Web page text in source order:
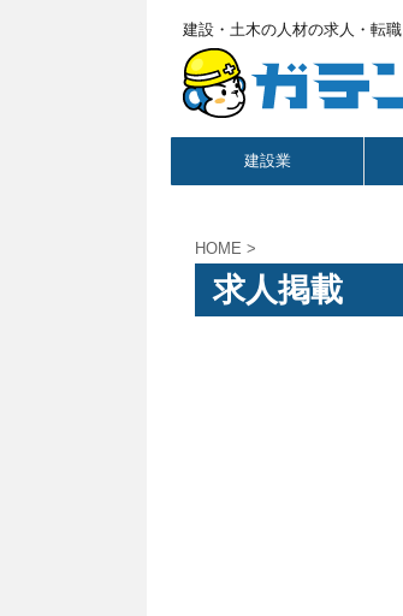
建設・土木の人材の求人・転職
建設業
HOME >
求人掲載